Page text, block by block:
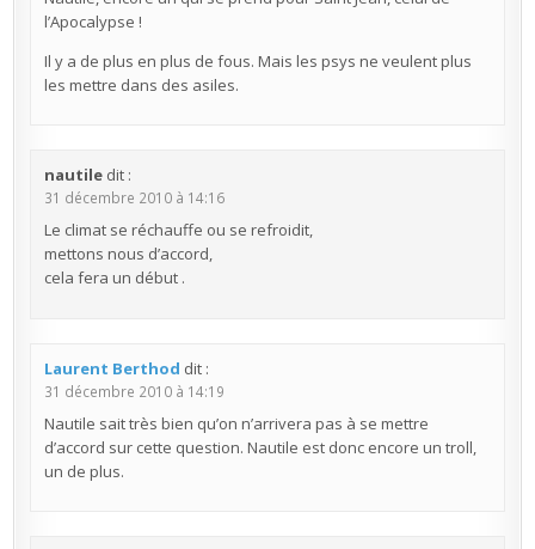
l’Apocalypse !
Il y a de plus en plus de fous. Mais les psys ne veulent plus
les mettre dans des asiles.
nautile dit :
31 décembre 2010 à 14:16
Le climat se réchauffe ou se refroidit,
mettons nous d’accord,
cela fera un début .
Laurent Berthod dit :
31 décembre 2010 à 14:19
Nautile sait très bien qu’on n’arrivera pas à se mettre
d’accord sur cette question. Nautile est donc encore un troll,
un de plus.